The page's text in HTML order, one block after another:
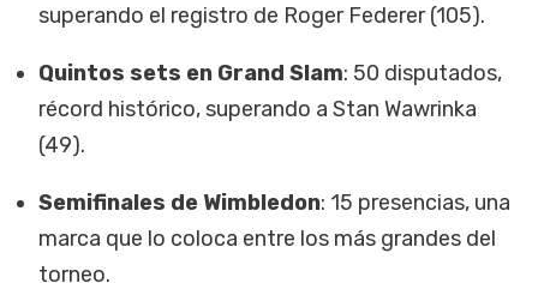
superando el registro de Roger Federer (105).
Quintos sets en Grand Slam: 50 disputados,
récord histórico, superando a Stan Wawrinka
(49).
Semifinales de Wimbledon: 15 presencias, una
marca que lo coloca entre los más grandes del
torneo.